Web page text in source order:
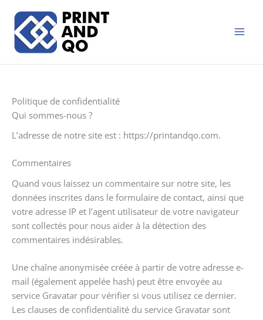
contenu
Politique de confidentialité
Qui sommes-nous ?
L’adresse de notre site est : https://printandqo.com.
Commentaires
Quand vous laissez un commentaire sur notre site, les
données inscrites dans le formulaire de contact, ainsi que
votre adresse IP et l’agent utilisateur de votre navigateur
sont collectés pour nous aider à la détection des
commentaires indésirables.
Une chaîne anonymisée créée à partir de votre adresse e-
mail (également appelée hash) peut être envoyée au
service Gravatar pour vérifier si vous utilisez ce dernier.
Les clauses de confidentialité du service Gravatar sont